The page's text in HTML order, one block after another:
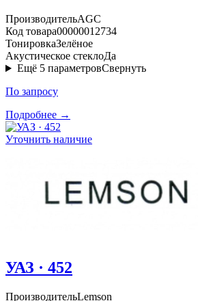
ПроизводительAGC
Код товара00000012734
ТонировкаЗелёное
Акустическое стеклоДа
Ещё 5 параметровСвернуть
По запросу
Подробнее →
Уточнить наличие
УАЗ · 452
ПроизводительLemson